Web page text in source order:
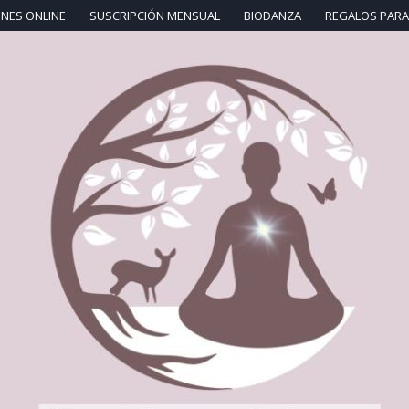
ONLINE SUSCRIPCIÓN MENSUAL BIODANZA REGALOS